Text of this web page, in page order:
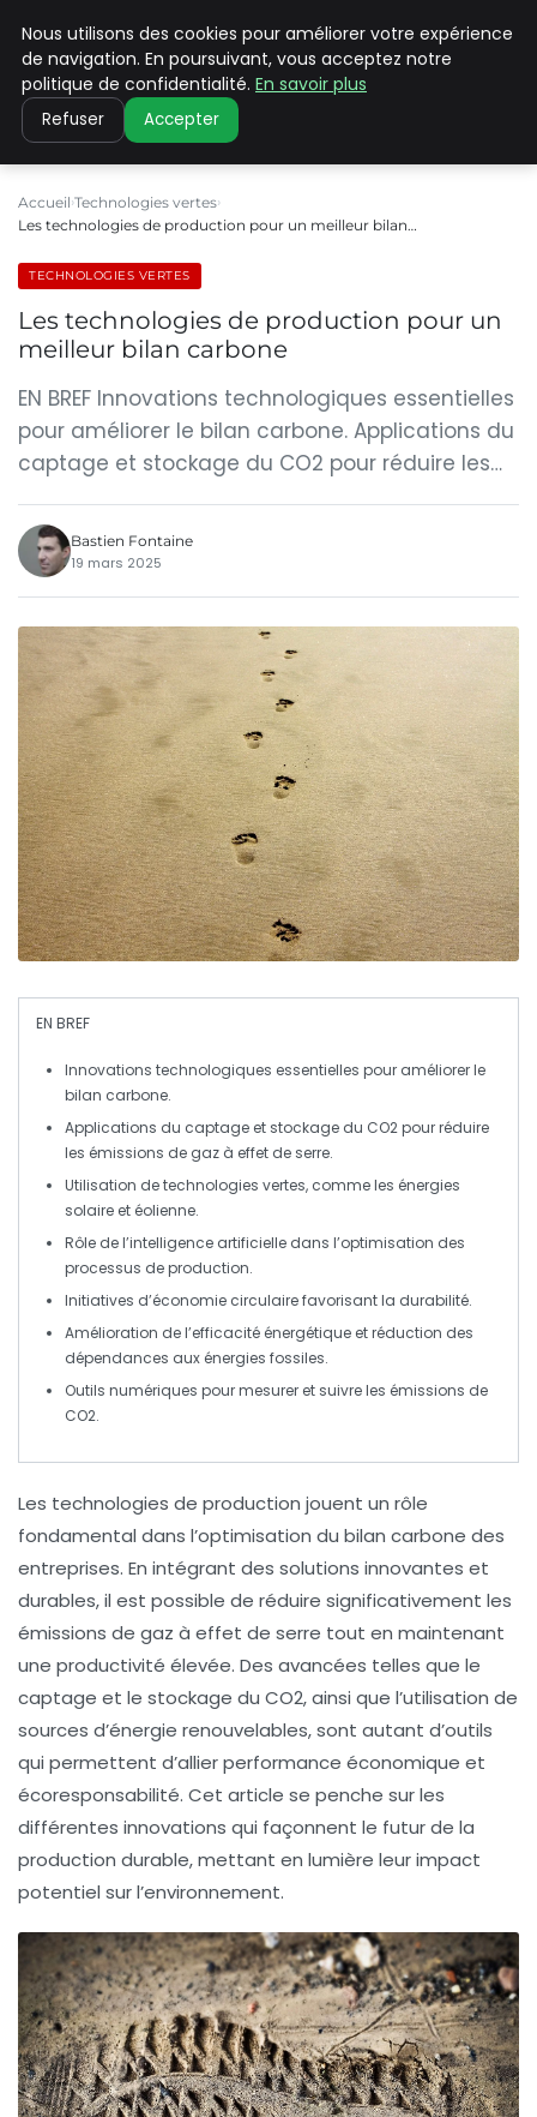
CLIMATE C ADVANCED
Accueil Technologies vertes
Les technologies de production pour un meilleur bilan…
TECHNOLOGIES VERTES
Les technologies de production pour un
meilleur bilan carbone
EN BREF Innovations technologiques essentielles
pour améliorer le bilan carbone. Applications du
captage et stockage du CO2 pour réduire les…
Bastien Fontaine
19 mars 2025
EN BREF
Innovations technologiques essentielles pour améliorer le
bilan carbone.
Applications du captage et stockage du CO2pour réduire
les émissions de gaz à effet de serre.
Utilisation detechnologies vertes, comme les énergies
solaire et éolienne.
Rôle de l’intelligence artificielle dans l’optimisation des
processus de production.
Initiatives d’économie circulairefavorisant la durabilité.
Amélioration de l’efficacité énergétique et réduction des
dépendances aux énergies fossiles.
Outils numériques pour mesurer et suivre les émissions de
CO2.
Les technologies de production jouent un rôle
fondamental dans l’optimisation du bilan carbone des
entreprises. En intégrant des solutions innovantes et
durables, il est possible de réduire significativement les
émissions de gaz à effet de serre tout en maintenant
une productivité élevée. Des avancées telles que le
captage et le stockage du CO2, ainsi que l’utilisation de
sources d’énergie renouvelables, sont autant d’outils
qui permettent d’allier performance économique et
écoresponsabilité. Cet article se penche sur les
différentes innovations qui façonnent le futur de la
production durable, mettant en lumière leur impact
potentiel sur l’environnement.
Nous utilisons des cookies pour améliorer votre expérience
de navigation. En poursuivant, vous acceptez notre
politique de confidentialité. En savoir plus
Refuser Accepter